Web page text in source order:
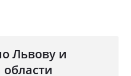
Львову и